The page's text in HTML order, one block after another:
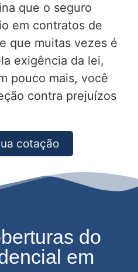
que o seguro
em contratos de
que muitas vezes é
exigência da lei,
pouco mais, você
contra prejuízos
cotação
do
em